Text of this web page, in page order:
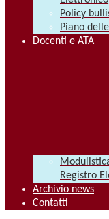
Policy
Piano
Docenti e ATA
Registro
Archivio news
Contatti